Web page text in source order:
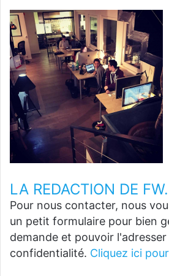
LA REDACTION DE
Pour nous contacter, nous
un petit formulaire pour bien
demande et pouvoir
confidentialité. Cliquez ici